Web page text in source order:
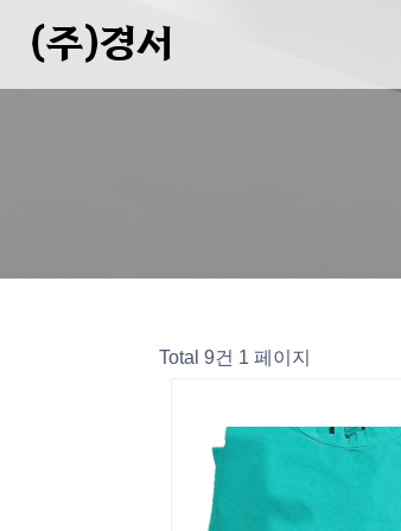
(주)경서
Total 9건 1 페이지